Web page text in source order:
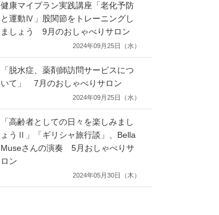
健康マイプラン実践講座「老化予防
と運動Ⅳ」股関節をトレーニングし
ましょう 9月のおしゃべりサロン
2024年09月25日（水）
「脱水症、薬剤師訪問サービスにつ
いて」 7月のおしゃべりサロン
2024年09月25日（水）
「高齢者としての日々を楽しみまし
ょうⅡ」「ギリシャ旅行談」、Bella
Museさんの演奏 5月おしゃべりサ
ロン
2024年05月30日（木）